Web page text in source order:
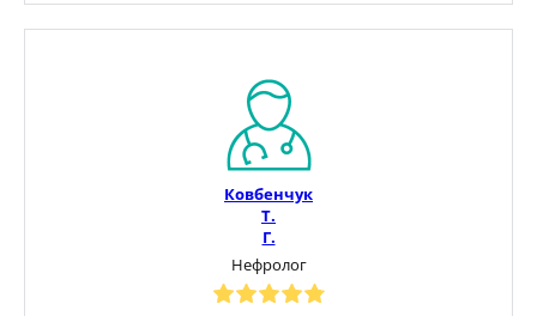
Ковбенчук
Т.
Г.
Нефролог